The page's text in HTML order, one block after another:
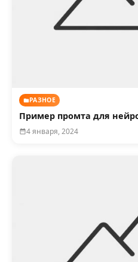
РАЗНОЕ
Пример промта для
4 января, 2024